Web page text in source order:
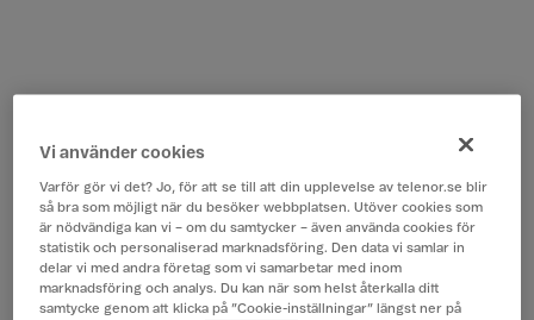
Vi använder cookies
Varför gör vi det? Jo, för att se till att din upplevelse av telenor.se blir
så bra som möjligt när du besöker webbplatsen. Utöver cookies som
är nödvändiga kan vi – om du samtycker – även använda cookies för
statistik och personaliserad marknadsföring. Den data vi samlar in
delar vi med andra företag som vi samarbetar med inom
marknadsföring och analys. Du kan när som helst återkalla ditt
samtycke genom att klicka på ”Cookie-inställningar” längst ner på